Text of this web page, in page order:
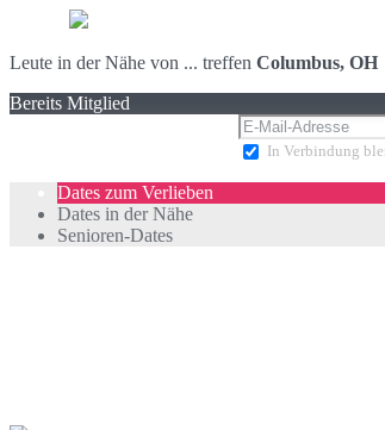
Leute in der Nähe von ... treffen Columbus, OH
Bereits Mitglied
In Verbindung
Dates zum Verlieben
Dates in der Nähe
Senioren-Dates